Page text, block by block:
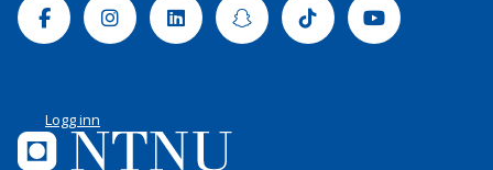
FacebookInstagramLinkedinSnapchatTiktok Youtube
Logg inn